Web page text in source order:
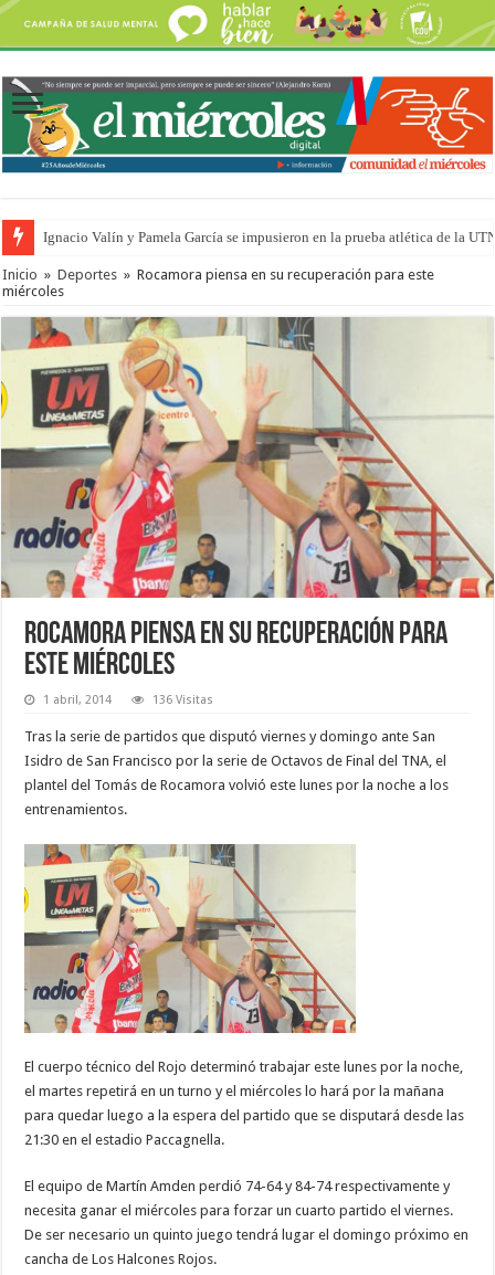
Ignacio Valín y Pamela García se impusieron en la prueba atlética de la
Inicio » Deportes » Rocamora piensa en su recuperación para este
miércoles
Rocamora piensa en su recuperación para
este miércoles
1 abril, 2014 136 Visitas
Tras la serie de partidos que disputó viernes y domingo ante San
Isidro de San Francisco por la serie de Octavos de Final del TNA, el
plantel del Tomás de Rocamora volvió este lunes por la noche a los
entrenamientos.
El cuerpo técnico del Rojo determinó trabajar este lunes por la noche,
el martes repetirá en un turno y el miércoles lo hará por la mañana
para quedar luego a la espera del partido que se disputará desde las
21:30 en el estadio Paccagnella.
El equipo de Martín Amden perdió 74-64 y 84-74 respectivamente y
necesita ganar el miércoles para forzar un cuarto partido el viernes.
De ser necesario un quinto juego tendrá lugar el domingo próximo en
cancha de Los Halcones Rojos.